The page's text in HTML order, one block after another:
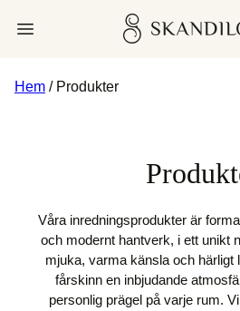
Open menu Skandilock
Hem / Produkter
Våra inredningsprodukter är
och modernt hantverk, i ett unikt
mjuka, varma känsla och härligt
fårskinn en inbjudande
personlig prägel på varje rum.